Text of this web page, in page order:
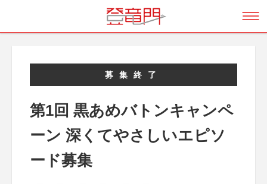
募集終了
第1回 黒あめバトンキャンペ
ーン 深くてやさしいエピソ
ード募集